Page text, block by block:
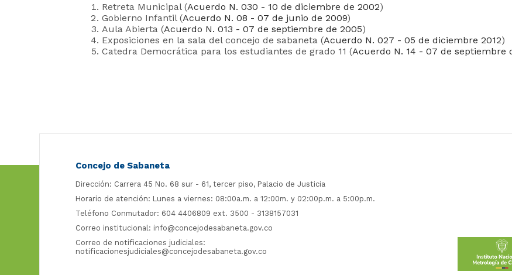
Retreta Municipal (Acuerdo N. 030 - 10 de diciembre de 2002)
Gobierno Infantil (Acuerdo N. 08 - 07 de junio de 2009)
Aula Abierta (Acuerdo N. 013 - 07 de septiembre de 2005)
Exposiciones en la sala del concejo de sabaneta (Acuerdo N. 027 - 05 de diciembre 2012)
Catedra Democrática para los estudiantes de grado 11 (Acuerdo N. 14 - 07 de septiembre
Concejo de Sabaneta
Dirección: Carrera 45 No. 68 sur - 61, tercer piso, Palacio de Justicia
Horario de atención: Lunes a viernes: 08:00a.m. a 12:00m. y 02:00p.m. a 5:00p.m.
Teléfono Conmutador: 604 4406809 ext. 3500 - 3138157031
Correo institucional: info@concejodesabaneta.gov.co
Correo de notificaciones judiciales:
notificacionesjudiciales@concejodesabaneta.gov.co